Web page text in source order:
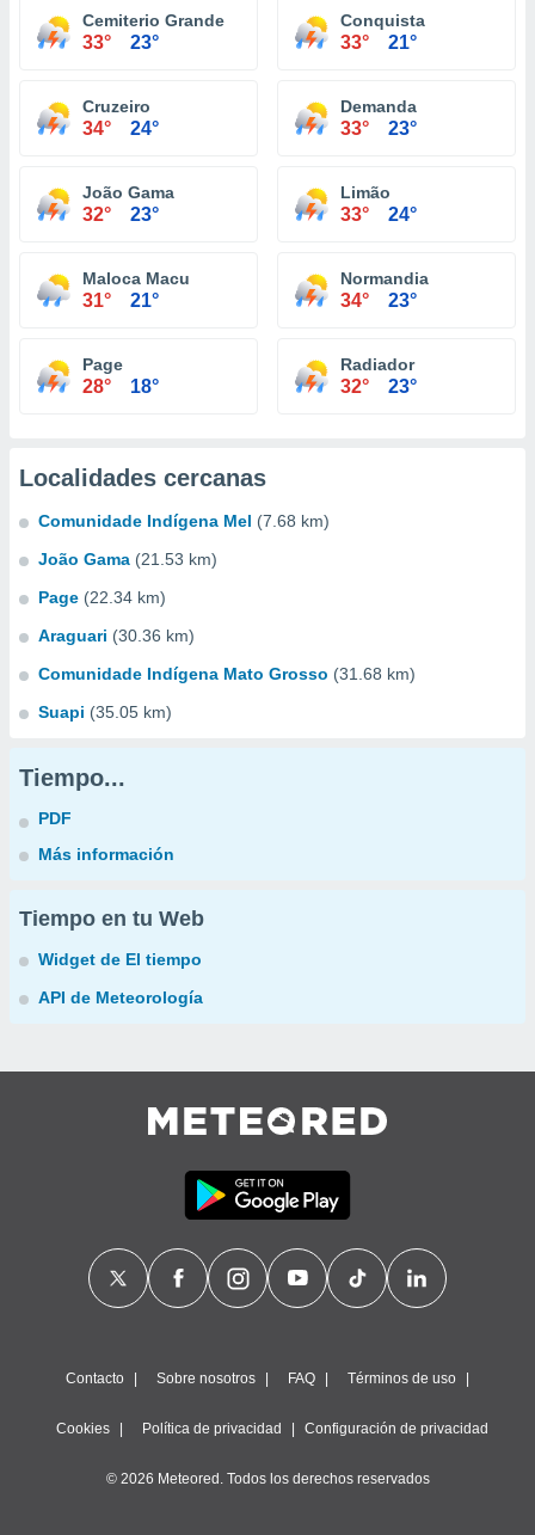
Cemiterio Grande
33° 23°
Conquista
33° 21°
Cruzeiro
34° 24°
Demanda
33° 23°
João Gama
32° 23°
Limão
33° 24°
Maloca Macu
31° 21°
Normandia
34° 23°
Page
28° 18°
Radiador
32° 23°
Localidades cercanas
Comunidade Indígena Mel (7.68 km)
João Gama (21.53 km)
Page (22.34 km)
Araguari (30.36 km)
Comunidade Indígena Mato Grosso (31.68 km)
Suapi (35.05 km)
Tiempo...
PDF
Más información
Tiempo en tu Web
Widget de El tiempo
API de Meteorología
Contacto Sobre nosotros FAQ Términos de uso
Cookies Política de privacidad Configuración de privacidad
© 2026 Meteored. Todos los derechos reservados